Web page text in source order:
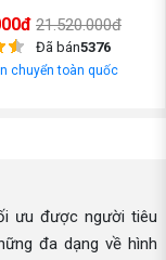
21.520.000đ
Đã bán5376
chuyển toàn quốc
ưu được người tiêu
đa dạng về hình